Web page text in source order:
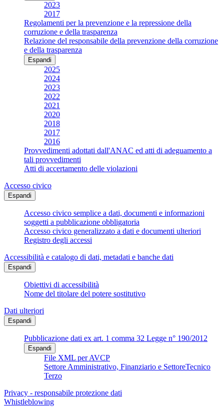
2023
2017
Regolamenti per la prevenzione e la repressione della
corruzione e della trasparenza
Relazione del responsabile della prevenzione della corruzione
e della trasparenza
Espandi
2025
2024
2023
2022
2021
2020
2018
2017
2016
Provvedimenti adottati dall'ANAC ed atti di adeguamento a
tali provvedimenti
Atti di accertamento delle violazioni
Accesso civico
Espandi
Accesso civico semplice a dati, documenti e informazioni
soggetti a pubblicazione obbligatoria
Accesso civico generalizzato a dati e documenti ulteriori
Registro degli accessi
Accessibilità e catalogo di dati, metadati e banche dati
Espandi
Obiettivi di accessibilità
Nome del titolare del potere sostitutivo
Dati ulteriori
Espandi
Pubblicazione dati ex art. 1 comma 32 Legge n° 190/2012
Espandi
File XML per AVCP
Settore Amministrativo, Finanziario e SettoreTecnico
Terzo
Privacy - responsabile protezione dati
Whistleblowing